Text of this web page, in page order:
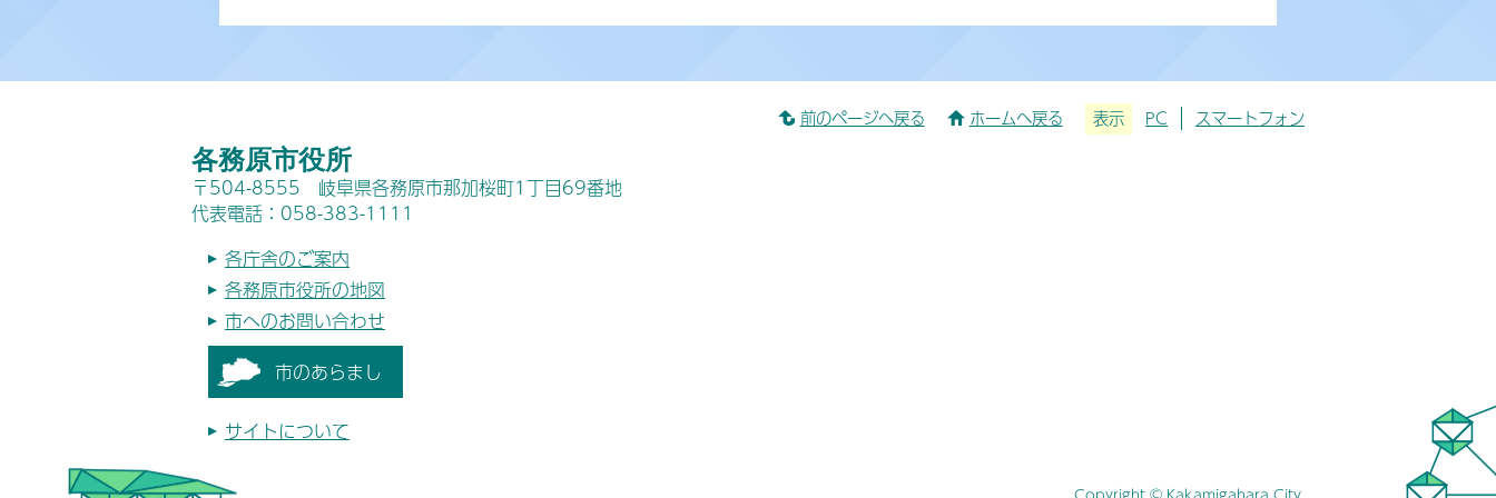
前のページへ戻る ホームへ戻る 表示 PC スマートフォン
各務原市役所
〒504-8555 岐阜県各務原市那加桜町1丁目69番地
代表電話：058-383-1111
各庁舎のご案内
各務原市役所の地図
市へのお問い合わせ
市のあらまし
サイトについて